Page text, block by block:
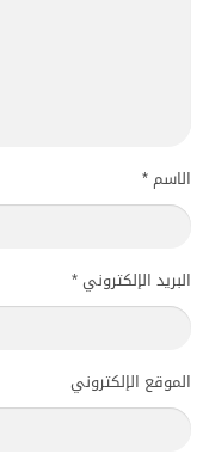
الاسم*
البريد الإلكتروني *
الموقع الإلكتروني